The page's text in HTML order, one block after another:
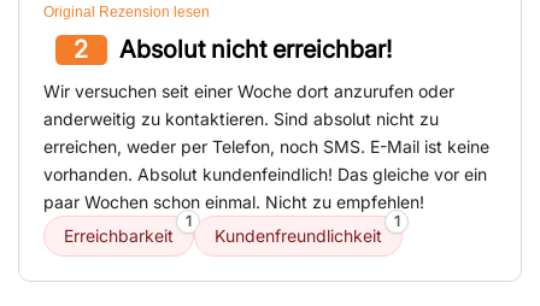
Original Rezension lesen
2 Absolut nicht erreichbar!
Wir versuchen seit einer Woche dort anzurufen oder
anderweitig zu kontaktieren. Sind absolut nicht zu
erreichen, weder per Telefon, noch SMS. E-Mail ist keine
vorhanden. Absolut kundenfeindlich! Das gleiche vor ein
paar Wochen schon einmal. Nicht zu empfehlen!
Erreichbarkeit
1
Kundenfreundlichkeit
1